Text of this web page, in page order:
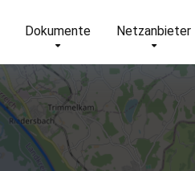
Dokumente Netzanbieter